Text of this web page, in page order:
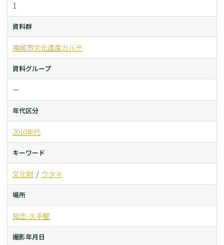
1
資料群
南城市文化遺産カルテ
資料グループ
ー
年代区分
2010年代
キーワード
文化財 ウタキ
場所
知念-久手堅
撮影年月日